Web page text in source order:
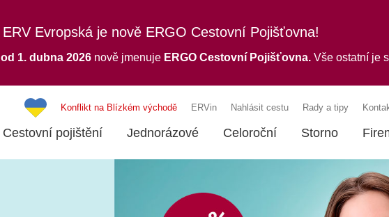
ERV Evropská je nově ERGO Cestovní Pojišťovna!
od 1. dubna 2026 nově jmenuje ERGO Cestovní Pojišťovna.Vše ostatní je
Konflikt na Blízkém východě ERVin Nahlásit cestu Rady a tipy
Cestovní pojištění Jednorázové Celoroční Storno